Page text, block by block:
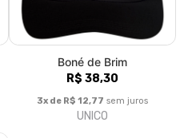
Boné de Brim
R$ 38,30
3x de R$ 12,77 sem juros
UNICO